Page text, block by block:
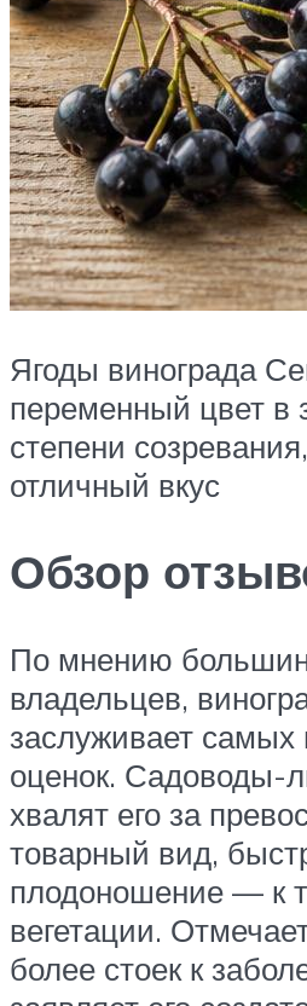
Ягоды винограда
переменный цвет в
степени
отличный вкус
Обзор
По мнению
владельцев,
заслуживает самых
оценок. Садоводы-
хвалят его за
товарный вид,
плодоношение — к
вегетации.
более стоек к